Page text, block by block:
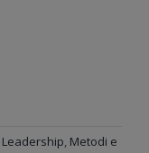
Leadership, Metodi e